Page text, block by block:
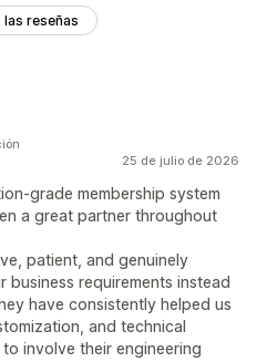
las reseñas
25 de julio de 2026
grade membership system
a great partner throughout
patient, and genuinely
requirements instead
have consistently helped us
and technical
involve their engineering